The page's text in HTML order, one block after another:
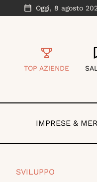
Oggi, 8 agosto
TOP AZIENDE
IMPRESE &
SVILUPPO